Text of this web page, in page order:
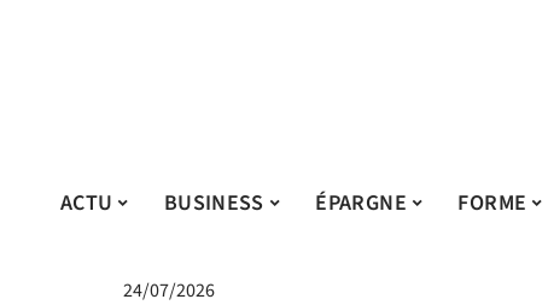
ACTU BUSINESS ÉPARGNE FORME
24/07/2026